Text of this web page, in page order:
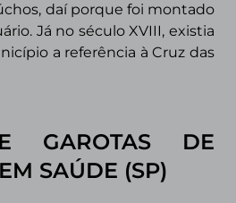
daí porque foi montado
Já no século XVIII, existia
a referência à Cruz das
GAROTAS DE
EM SAÚDE (SP)